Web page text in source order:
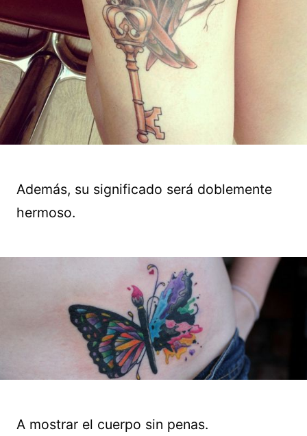
Además, su significado será doblemente
hermoso.
A mostrar el cuerpo sin penas.